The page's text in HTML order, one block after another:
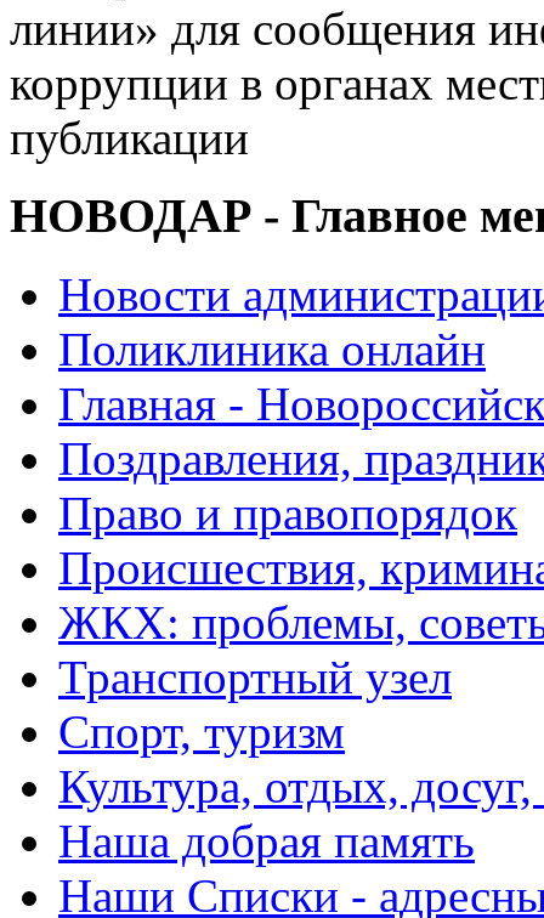
линии» для сообщения
коррупции в органах
публикации
НОВОДАР - Главное
Новости
Поликлиника онлайн
Главная -
Поздравления,
Право и правопорядок
Происшествия,
ЖКХ: проблемы,
Транспортный узел
Спорт, туризм
Культура, отдых,
Наша добрая память
Наши Списки -